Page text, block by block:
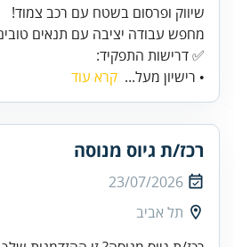
✅ דרישות התפקיד:
• רישיון מעל... קרא עוד
רכז/ת גיוס מנוסה
23/07/2026
תל אביב